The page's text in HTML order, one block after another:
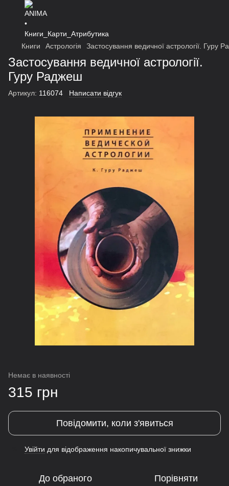
Книги Астрологія Застосування ведичної астрології. Гуру
Застосування ведичної астрології.
Гуру Раджеш
Артикул: 116074 Написати відгук
Немає в наявності
315 грн
Повідомити, коли з'явиться
Увійти для відображення накопичувальної знижки
До обраного Порівняти